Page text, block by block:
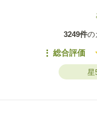
3249件の
総合評価
星